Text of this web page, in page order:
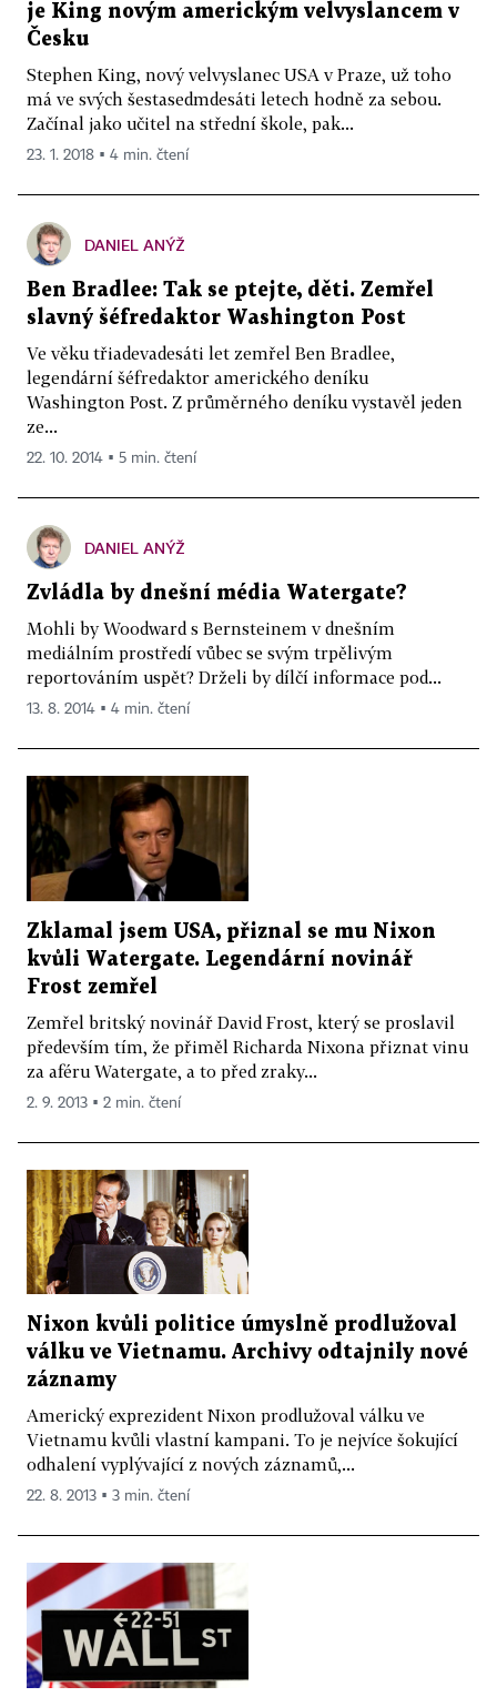
je King novým americkým velvyslancem v
Česku
Stephen King, nový velvyslanec USA v Praze, už toho
má ve svých šestasedmdesáti letech hodně za sebou.
Začínal jako učitel na střední škole, pak...
23. 1. 2018 ▪ 4 min. čtení
DANIEL ANÝŽ
Ben Bradlee: Tak se ptejte, děti. Zemřel
slavný šéfredaktor Washington Post
Ve věku třiadevadesáti let zemřel Ben Bradlee,
legendární šéfredaktor amerického deníku
Washington Post. Z průměrného deníku vystavěl jeden
ze...
22. 10. 2014 ▪ 5 min. čtení
DANIEL ANÝŽ
Zvládla by dnešní média Watergate?
Mohli by Woodward s Bernsteinem v dnešním
mediálním prostředí vůbec se svým trpělivým
reportováním uspět? Drželi by dílčí informace pod...
13. 8. 2014 ▪ 4 min. čtení
Zklamal jsem USA, přiznal se mu Nixon
kvůli Watergate. Legendární novinář
Frost zemřel
Zemřel britský novinář David Frost, který se proslavil
především tím, že přiměl Richarda Nixona přiznat vinu
za aféru Watergate, a to před zraky...
2. 9. 2013 ▪ 2 min. čtení
Nixon kvůli politice úmyslně prodlužoval
válku ve Vietnamu. Archivy odtajnily nové
záznamy
Americký exprezident Nixon prodlužoval válku ve
Vietnamu kvůli vlastní kampani. To je nejvíce šokující
odhalení vyplývající z nových záznamů,...
22. 8. 2013 ▪ 3 min. čtení